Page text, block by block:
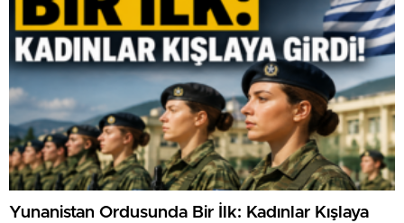
Yunanistan Ordusunda Bir İlk: Kadınlar Kışlaya